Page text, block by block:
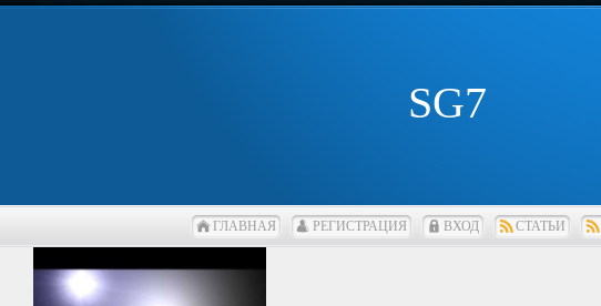
SG7
ГЛАВНАЯ РЕГИСТРАЦИЯ ВХОД СТАТЬИ